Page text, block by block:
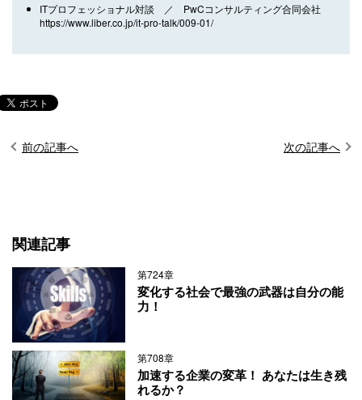
ITプロフェッショナル対談 ／ PwCコンサルティング合同会社
https://www.liber.co.jp/it-pro-talk/009-01/
前の記事へ 次の記事へ
関連記事
第724章
変化する社会で最強の武器は自分の能
力！
第708章
加速する企業の変革！ あなたは生き残
れるか？